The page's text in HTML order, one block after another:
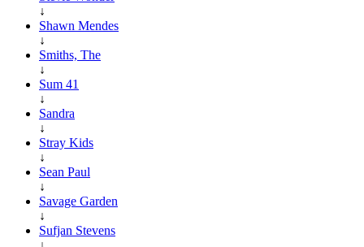
↓
Shawn Mendes
↓
Smiths, The
↓
Sum 41
↓
Sandra
↓
Stray Kids
↓
Sean Paul
↓
Savage Garden
↓
Sufjan Stevens